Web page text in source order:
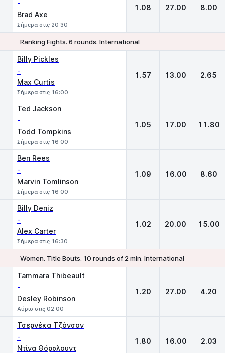
-
Brad Axe
Σήμερα στις 20:30
1.08 27.00 8.00
Ranking Fights. 6 rounds. International
Billy Pickles
-
Max Curtis
Σήμερα στις 16:00
1.57 13.00 2.65
Ted Jackson
-
Todd Tompkins
Σήμερα στις 16:00
1.05 17.00 11.80
Ben Rees
-
Marvin Tomlinson
Σήμερα στις 16:00
1.09 16.00 8.60
Billy Deniz
-
Alex Carter
Σήμερα στις 16:30
1.02 20.00 15.00
Women. Title Bouts. 10 rounds of 2 min. International
Tammara Thibeault
-
Desley Robinson
Αύριο στις 02:00
1.20 27.00 4.20
Τσερνέκα Τζόνσον
-
Ντίνα Θόρσλουντ
1.80 16.00 2.03